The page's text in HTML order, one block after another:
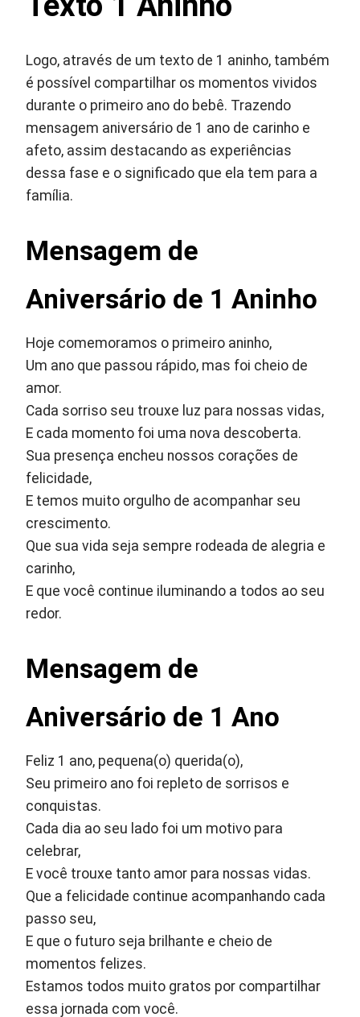
Logo, através de um texto de 1 aninho, também
é possível compartilhar os momentos vividos
durante o primeiro ano do bebê. Trazendo
mensagem aniversário de 1 ano de carinho e
afeto, assim destacando as experiências
dessa fase e o significado que ela tem para a
família.
Mensagem de
Aniversário de 1 Aninho
Hoje comemoramos o primeiro aninho,
Um ano que passou rápido, mas foi cheio de
amor.
Cada sorriso seu trouxe luz para nossas vidas,
E cada momento foi uma nova descoberta.
Sua presença encheu nossos corações de
felicidade,
E temos muito orgulho de acompanhar seu
crescimento.
Que sua vida seja sempre rodeada de alegria e
carinho,
E que você continue iluminando a todos ao seu
redor.
Mensagem de
Aniversário de 1 Ano
Feliz 1 ano, pequena(o) querida(o),
Seu primeiro ano foi repleto de sorrisos e
conquistas.
Cada dia ao seu lado foi um motivo para
celebrar,
E você trouxe tanto amor para nossas vidas.
Que a felicidade continue acompanhando cada
passo seu,
E que o futuro seja brilhante e cheio de
momentos felizes.
Estamos todos muito gratos por compartilhar
essa jornada com você.